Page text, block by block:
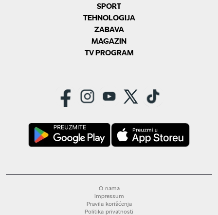
SPORT
TEHNOLOGIJA
ZABAVA
MAGAZIN
TV PROGRAM
O nama
Impressum
Pravila korišćenja
Politika privatnosti